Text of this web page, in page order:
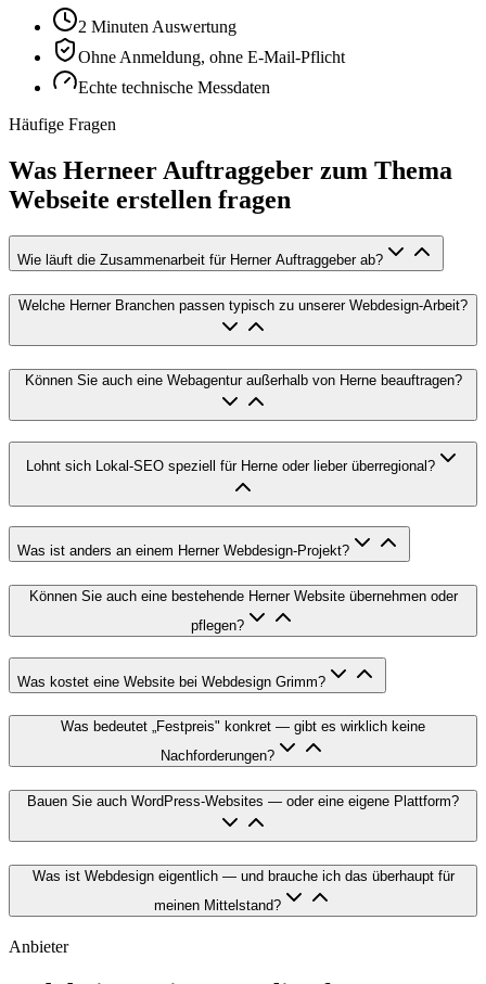
2 Minuten Auswertung
Ohne Anmeldung, ohne E-Mail-Pflicht
Echte technische Messdaten
Häufige Fragen
Was Herneer Auftraggeber zum Thema
Webseite erstellen fragen
Wie läuft die Zusammenarbeit für Herner Auftraggeber ab?
Welche Herner Branchen passen typisch zu unserer Webdesign-Arbeit?
Können Sie auch eine Webagentur außerhalb von Herne beauftragen?
Lohnt sich Lokal-SEO speziell für Herne oder lieber überregional?
Was ist anders an einem Herner Webdesign-Projekt?
Können Sie auch eine bestehende Herner Website übernehmen oder
pflegen?
Was kostet eine Website bei Webdesign Grimm?
Was bedeutet „Festpreis" konkret — gibt es wirklich keine
Nachforderungen?
Bauen Sie auch WordPress-Websites — oder eine eigene Plattform?
Was ist Webdesign eigentlich — und brauche ich das überhaupt für
meinen Mittelstand?
Anbieter